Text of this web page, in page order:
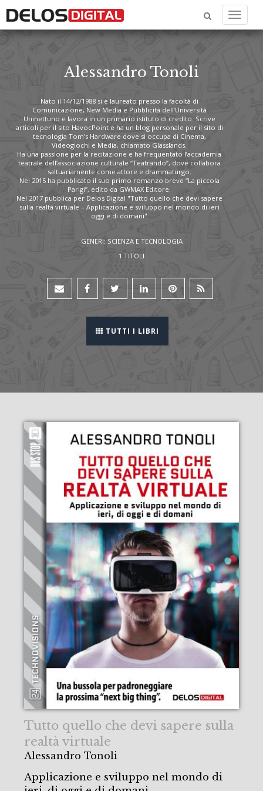
Menu
Alessandro Tonoli
Nato il 14/12/1988 si è laureato presso la facoltà di
Comunicazione, New Media e Pubblicità dell’Università
Uninettuno e lavora in un primario istituto di credito. Scrive
articoli per il sito HavocPoint e ha un blog personale per il sito di
tecnologia Tom’s Hardware dove si occupa di Cinema,
Videogiochi e Media, chiamato Glasslands.
Ha una passione per la recitazione e ha frequentato l’accademia
teatrale dell’associazione culturale “Teatrando”, dove collabora
saltuariamente come attore e drammaturgo.
Nel 2015 ha pubblicato il suo primo romanzo breve “La piccola
Parigi”, edito da GWMAX Editore.
Nel 2017 pubblica per Delos Digital "Tutto quello che devi sapere
sulla realtà virtuale – Applicazione e sviluppo nel mondo di ieri
oggi e di domani"
GENERI: SCIENZA E TECNOLOGIA
1 TITOLI
TUTTI I LIBRI
Tutto quello che devi sapere sulla
realtà virtuale
Alessandro Tonoli
Applicazione e sviluppo nel mondo di